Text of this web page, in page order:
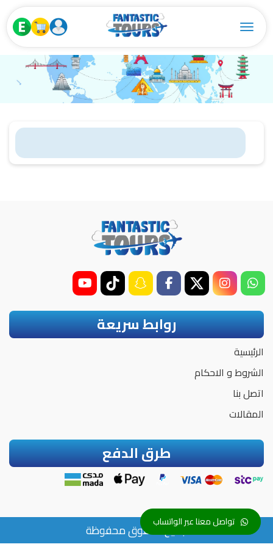
Toggle navigation
روابط سريعة
الرئيسية
الشروط و الاحكام
اتصل بنا
المقالات
طرق الدفع
جميع الحقوق محفوظةتواصل معنا عبر الواتساب